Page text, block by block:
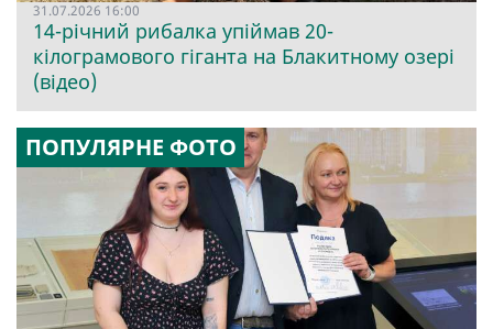
31.07.2026 16:00
14-річний рибалка упіймав 20-
кілограмового гіганта на Блакитному озері
(відео)
ПОПУЛЯРНЕ ФОТО